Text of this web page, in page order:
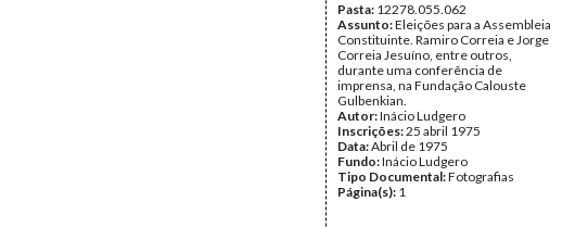
Pasta: 12278.055.062
Assunto:Eleições para a Assembleia
Constituinte. Ramiro Correia e Jorge
Correia Jesuíno, entre outros,
durante uma conferência de
imprensa, na Fundação Calouste
Gulbenkian.
Autor:Inácio Ludgero
Inscrições:25 abril 1975
Data:Abril de 1975
Fundo:Inácio Ludgero
Tipo Documental:Fotografias
Página(s): 1